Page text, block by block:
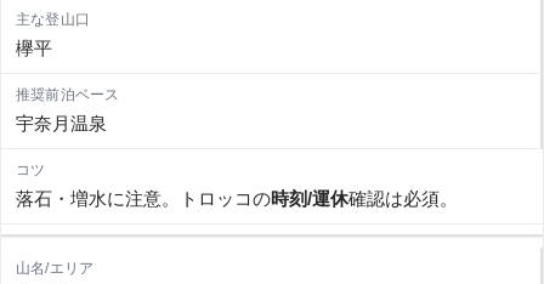
欅平
宇奈月温泉
落石・増水に注意。トロッコの時刻/運休確認は必須。